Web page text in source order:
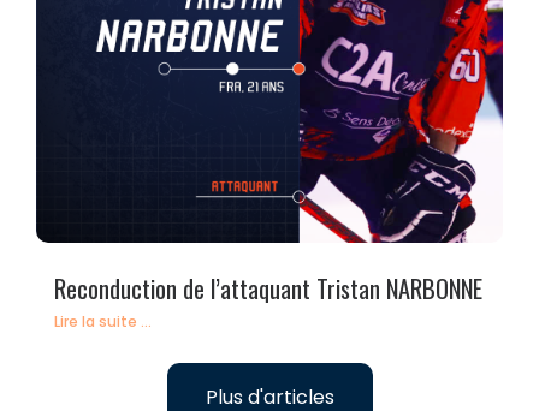
Reconduction de l’attaquant Tristan NARBONNE
Lire la suite ...
Plus d'articles